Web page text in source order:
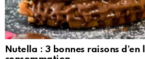
Nutella : 3 bonnes raisons